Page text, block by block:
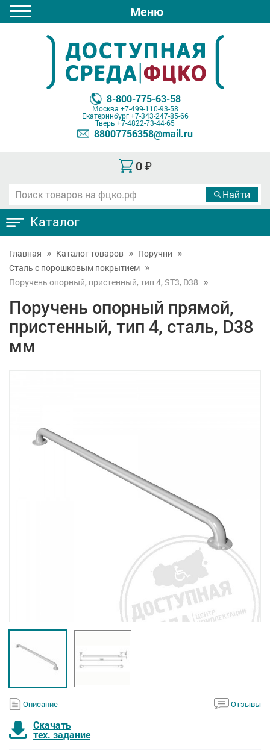
Меню
8-800-775-63-58
Москва +7-499-110-93-58
Екатеринбург+7-343-247-85-66
Тверь +7-4822-73-44-65
88007756358@mail.ru
0 ₽
Каталог
Главная Каталог товаров
Поручни
Сталь с порошковым покрытием
Поручень опорный, пристенный, тип 4, ST3, D38
Поручень опорный прямой,
пристенный, тип 4, сталь, D38
мм
Описание Отзывы
Скачать
тех. задание